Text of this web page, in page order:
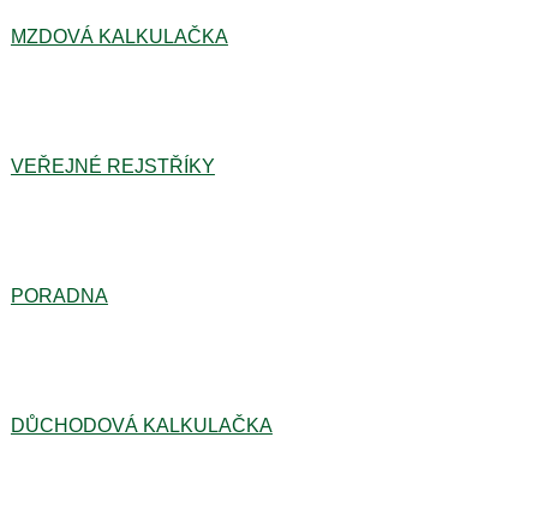
MZDOVÁ KALKULAČKA
VEŘEJNÉ REJSTŘÍKY
PORADNA
DŮCHODOVÁ KALKULAČKA